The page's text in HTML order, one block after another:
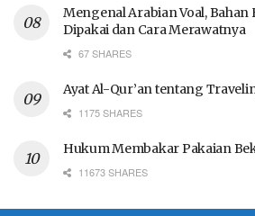
Mengenal Arabian Voal,
Dipakai dan Cara Merawatnya
67 SHARES
Ayat Al-Qur’an tentang
1175 SHARES
Hukum Membakar Pakaian
11673 SHARES